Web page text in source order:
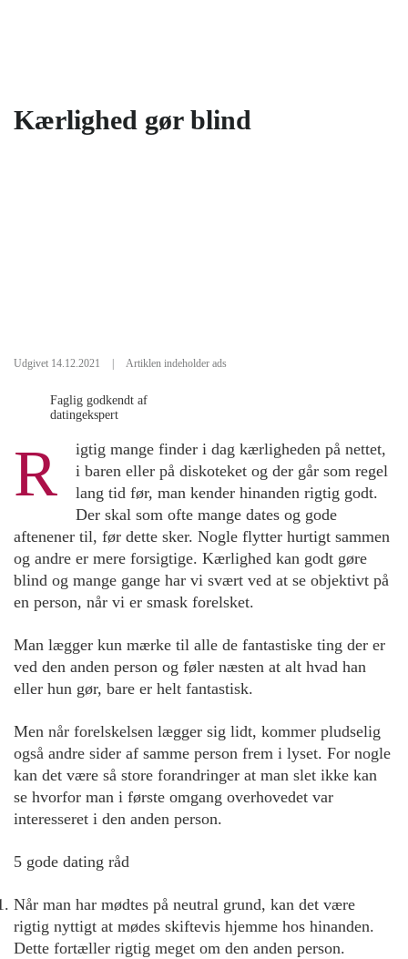
Kærlighed gør blind
Udgivet 14.12.2021 | Artiklen indeholder ads
Faglig godkendt af
datingekspert
R
igtig mange finder i dag kærligheden på nettet,
i baren eller på diskoteket og der går som regel
lang tid før, man kender hinanden rigtig godt.
Der skal som ofte mange dates og gode
aftenener til, før dette sker. Nogle flytter hurtigt sammen
og andre er mere forsigtige. Kærlighed kan godt gøre
blind og mange gange har vi svært ved at se objektivt på
en person, når vi er smask forelsket.
Man lægger kun mærke til alle de fantastiske ting der er
ved den anden person og føler næsten at alt hvad han
eller hun gør, bare er helt fantastisk.
Men når forelskelsen lægger sig lidt, kommer pludselig
også andre sider af samme person frem i lyset. For nogle
kan det være så store forandringer at man slet ikke kan
se hvorfor man i første omgang overhovedet var
interesseret i den anden person.
5 gode dating råd
Når man har mødtes på neutral grund, kan det være
rigtig nyttigt at mødes skiftevis hjemme hos hinanden.
Dette fortæller rigtig meget om den anden person.